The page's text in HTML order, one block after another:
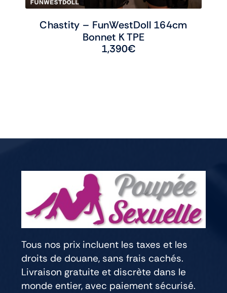
Chastity – FunWestDoll 164cm
Bonnet K TPE
1,390€
Tous nos prix incluent les taxes et les
droits de douane, sans frais cachés.
Livraison gratuite et discrète dans le
monde entier, avec paiement sécurisé.